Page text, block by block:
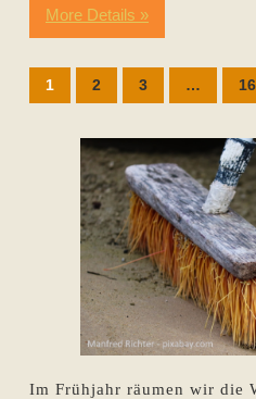
More Details »
1 2 3 … 16
Im Frühjahr räumen wir die